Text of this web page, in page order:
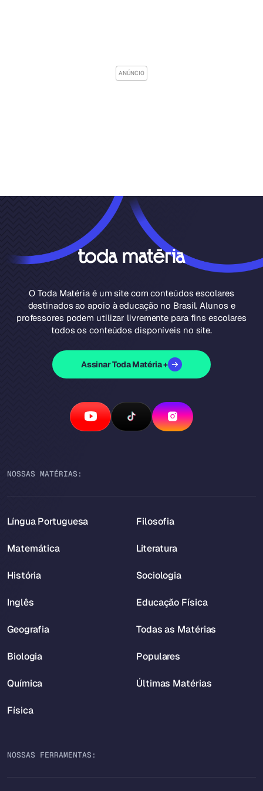
O Toda Matéria é um site com conteúdos escolares
destinados ao apoio à educação no Brasil. Alunos e
professores podem utilizar livremente para fins escolares
todos os conteúdos disponíveis no site.
Assinar Toda Matéria +
NOSSAS MATÉRIAS:
Língua Portuguesa
Matemática
História
Inglês
Geografia
Biologia
Química
Física
Filosofia
Literatura
Sociologia
Educação Física
Todas as Matérias
Populares
Últimas Matérias
NOSSAS FERRAMENTAS: